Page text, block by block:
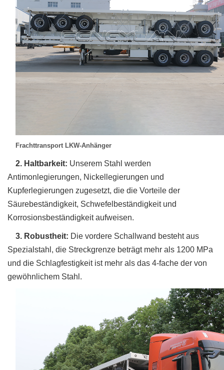
Frachttransport LKW-Anhänger
2. Haltbarkeit: Unserem Stahl werden
Antimonlegierungen, Nickellegierungen und
Kupferlegierungen zugesetzt, die die Vorteile der
Säurebeständigkeit, Schwefelbeständigkeit und
Korrosionsbeständigkeit aufweisen.
3. Robustheit: Die vordere Schallwand besteht aus
Spezialstahl, die Streckgrenze beträgt mehr als 1200 MPa
und die Schlagfestigkeit ist mehr als das 4-fache der von
gewöhnlichem Stahl.